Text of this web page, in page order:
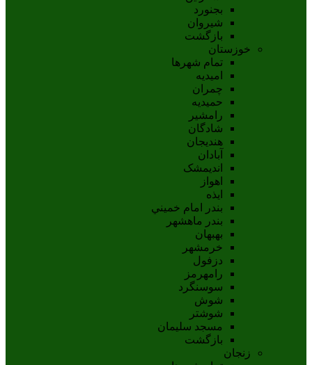
بجنورد
شيروان
بازگشت
خوزستان
تمام شهر‌ها
امیدیه
چمران
حمیدیه
رامشیر
شادگان
هندیجان
آبادان
انديمشک
اهواز
ايذه
بندر امام خميني
بندر ماهشهر
بهبهان
خرمشهر
دزفول
رامهرمز
سوسنگرد
شوش
شوشتر
مسجد سليمان
بازگشت
زنجان